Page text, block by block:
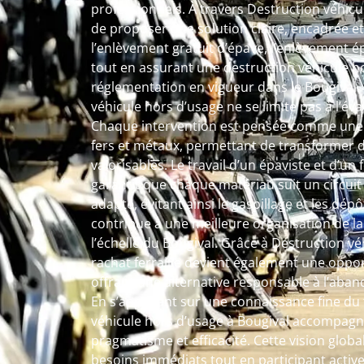
professionnels. À travers Destruction
de proposer une solution claire, encadrée
l’enlèvement gratuit d’épave, l’enlèvement
tout en assurant une destruction véhicule
réglementation en vigueur dans le
véhicule hors d’usage ne se limite pas à
Chaque intervention est pensée comme
fers et métaux, permettant de transformer
valorisables. Le travail d’un épaviste et
garantit que chaque matériau suit un
adapté, évitant ainsi le gaspillage et les
contribue à une meilleure organisation de
l’échelle du Bougival. Grâce à Destruction
rachat ferraille devient également une
offrant une alternative responsable à
En s’appuyant sur une connaissance fine
véhicule hors d’usage à Bougival
pragmatisme et efficacité. Cette vision
besoins immédiats tout en participant